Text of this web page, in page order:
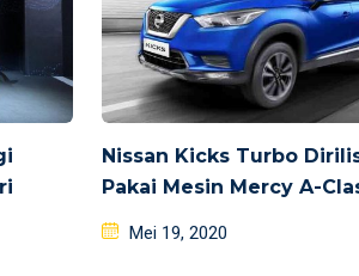
Nissan Kicks Turbo
Pakai Mesin Mercy A-
Posted
Mei 19, 2020